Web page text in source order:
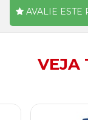
AVALIE ESTE
VEJA